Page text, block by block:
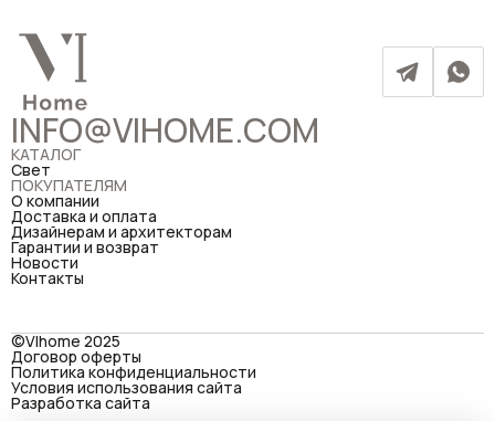
INFO@VIHOME.COM
КАТАЛОГ
Свет
ПОКУПАТЕЛЯМ
О компании
Доставка и оплата
Дизайнерам и архитекторам
Гарантии и возврат
Новости
Контакты
©VIhome 2025
Договор оферты
Политика конфиденциальности
Условия использования сайта
Разработка сайта